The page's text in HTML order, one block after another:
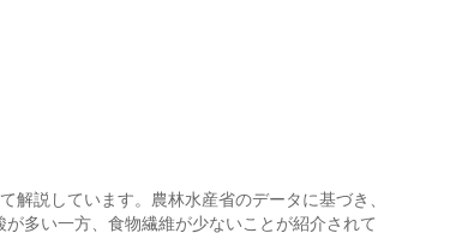
解説しています。農林水産省のデータに基づき、
多い一方、食物繊維が少ないことが紹介されて